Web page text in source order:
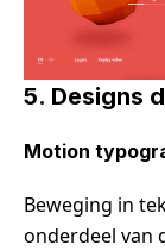
5. Designs
Motion
Beweging in
onderdeel van